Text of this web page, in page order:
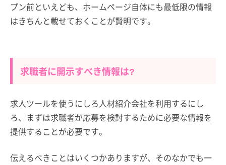
プン前といえども、ホームページ自体にも最低限の情報
はきちんと載せておくことが賢明です。
求職者に開示すべき情報は?
求人ツールを使うにしろ人材紹介会社を利用するにし
ろ、まずは求職者が応募を検討するために必要な情報を
提供することが必要です。
伝えるべきことはいくつかありますが、そのなかでも一